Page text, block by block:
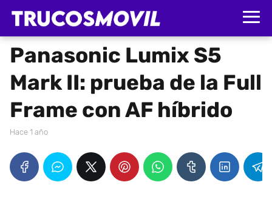
Panasonic Lumix S5
Mark II: prueba de la Full
Frame con AF híbrido
hace 1 año